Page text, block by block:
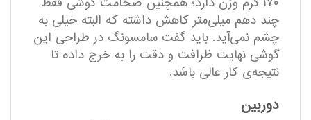
چند دهم میلی‌متر کاهش داشته که البته خیلی به
چشم نمی‌آید. باید گفت سامسونگ در طراحی این
گوشی نهایت ظرافت و دقت را به خرج داده تا
نتیجه‌ی کار عالی باشد.
دوربین